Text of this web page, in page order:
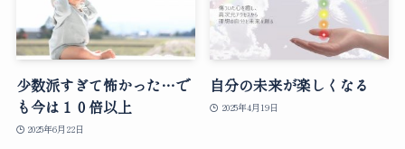
少数派すぎて怖かった…で
も今は１０倍以上
2025年6月22日
自分の未来が楽しくなる
2025年4月19日